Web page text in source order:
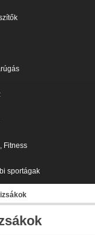
Fitness
sportágak